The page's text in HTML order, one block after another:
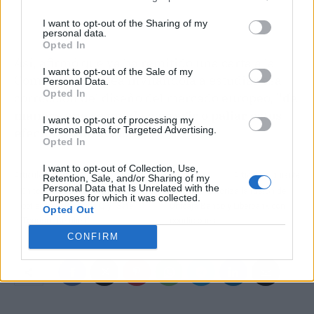
I want to opt-out of the Sharing of my
personal data.
Opted In
I want to opt-out of the Sale of my
Personal Data.
Opted In
I want to opt-out of processing my
Personal Data for Targeted Advertising.
Opted In
I want to opt-out of Collection, Use,
Retention, Sale, and/or Sharing of my
Personal Data that Is Unrelated with the
Purposes for which it was collected.
Opted Out
CONFIRM
Comisión Europea invitándola a estudiar esa
corrección del diseño del mercado europeo,
manera que se pueda corregir o paliar estos
efectos no deseados".
Artículo anterior
En total de 324 playas españolas
obtienen la Bandera Q y "Safe
Artículo siguiente
La CNMC autoriza la fusión de